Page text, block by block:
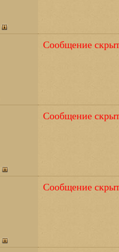
Сообщение
Сообщение
Сообщение